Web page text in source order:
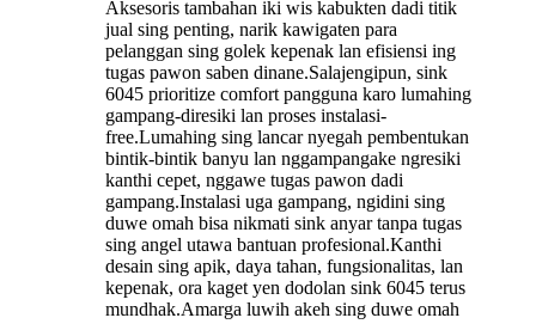
Aksesoris tambahan iki wis kabukten dadi titik
jual sing penting, narik kawigaten para
pelanggan sing golek kepenak lan efisiensi ing
tugas pawon saben dinane.Salajengipun, sink
6045 prioritize comfort pangguna karo lumahing
gampang-diresiki lan proses instalasi-
free.Lumahing sing lancar nyegah pembentukan
bintik-bintik banyu lan nggampangake ngresiki
kanthi cepet, nggawe tugas pawon dadi
gampang.Instalasi uga gampang, ngidini sing
duwe omah bisa nikmati sink anyar tanpa tugas
sing angel utawa bantuan profesional.Kanthi
desain sing apik, daya tahan, fungsionalitas, lan
kepenak, ora kaget yen dodolan sink 6045 terus
mundhak.Amarga luwih akeh sing duwe omah